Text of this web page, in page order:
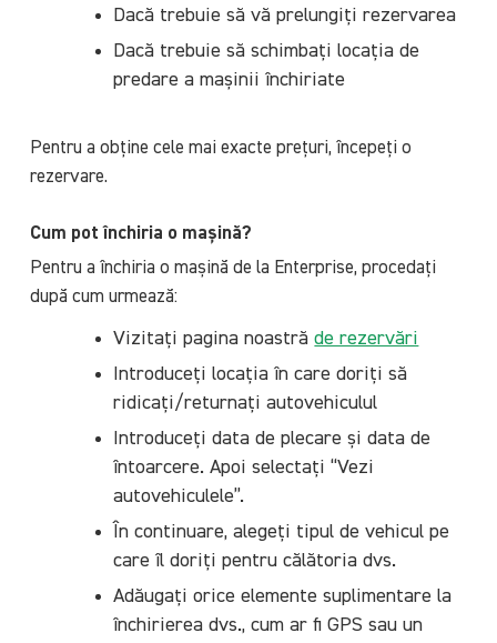
Dacă trebuie să vă prelungiți rezervarea
Dacă trebuie să schimbați locația de
predare a mașinii închiriate
Pentru a obține cele mai exacte prețuri, începeți o
rezervare.
Cum pot închiria o mașină?
Pentru a închiria o mașină de la Enterprise, procedați
după cum urmează:
Vizitați pagina noastrăde rezervări
Introduceți locația în care doriți să
ridicați/returnați autovehiculul
Introduceți data de plecare și data de
întoarcere. Apoi selectați “Vezi
autovehiculele”.
În continuare, alegeți tipul de vehicul pe
care îl doriți pentru călătoria dvs.
Adăugați orice elemente suplimentare la
închirierea dvs., cum ar fi GPS sau un